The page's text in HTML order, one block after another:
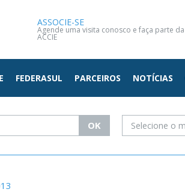
ASSOCIE-SE
Agende uma visita conosco e faça parte da
ACCIE
FEDERASUL PARCEIROS NOTÍCIAS